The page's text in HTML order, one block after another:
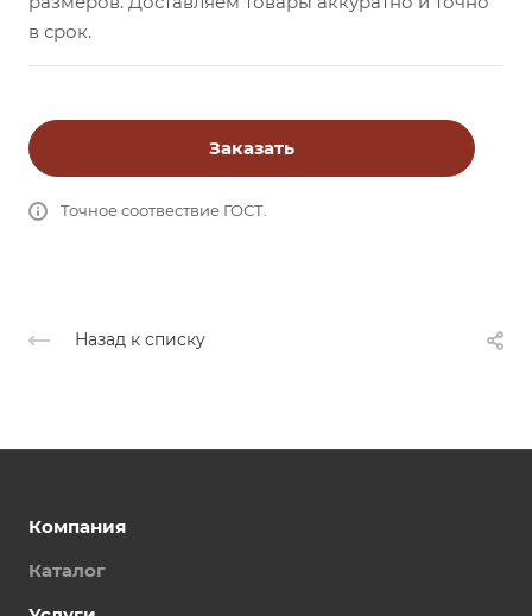
в срок.
Заказать
Точное соотвествие ГОСТ.
Назад к списку
Компания
Каталог